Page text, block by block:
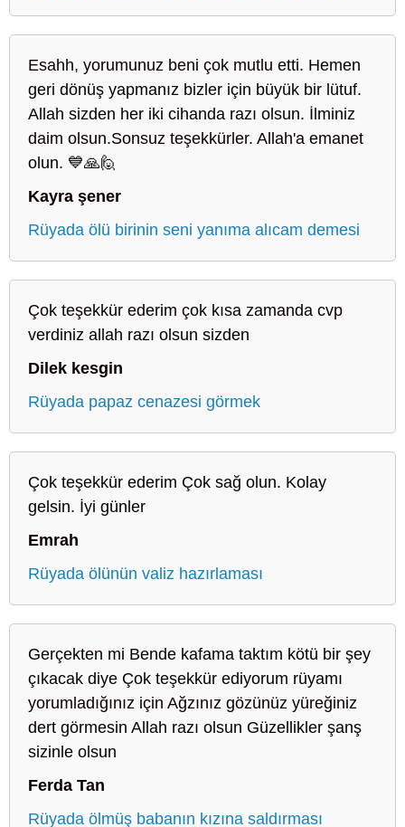
Esahh, yorumunuz beni çok mutlu etti. Hemen
geri dönüş yapmanız bizler için büyük bir lütuf.
Allah sizden her iki cihanda razı olsun. İlminiz
daim olsun.Sonsuz teşekkürler. Allah'a emanet
olun. 💙🙏🙋
Kayra şener
Rüyada ölü birinin seni yanıma alıcam demesi
Çok teşekkür ederim çok kısa zamanda cvp
verdiniz allah razı olsun sizden
Dilek kesgin
Rüyada papaz cenazesi görmek
Çok teşekkür ederim Çok sağ olun. Kolay
gelsin. İyi günler
Emrah
Rüyada ölünün valiz hazırlaması
Gerçekten mi Bende kafama taktım kötü bir şey
çıkacak diye Çok teşekkür ediyorum rüyamı
yorumladığınız için Ağzınız gözünüz yüreğiniz
dert görmesin Allah razı olsun Güzellikler şanş
sizinle olsun
Ferda Tan
Rüyada ölmüş babanın kızına saldırması